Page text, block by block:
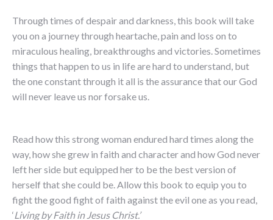
Through times of despair and darkness, this book will take
you on a journey through heartache, pain and loss on to
miraculous healing, breakthroughs and victories. Sometimes
things that happen to us in life are hard to understand, but
the one constant through it all is the assurance that our God
will never leave us nor forsake us.
Read how this strong woman endured hard times along the
way, how she grew in faith and character and how God never
left her side but equipped her to be the best version of
herself that she could be. Allow this book to equip you to
fight the good fight of faith against the evil one as you read,
‘Living by Faith in Jesus Christ.’